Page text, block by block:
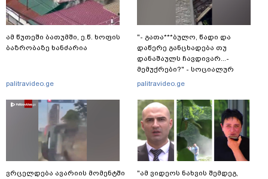
ამ წუთეში ბათუმში, ე.წ. ხოფის
ბაზრობაზე ხანძარია
palitravideo.ge
ვრცელდება ავარიის მომენტში
"- გათა***ბულო, წადი და
დაწერე განცხადება თუ
დანაშაულს ჩავდივარ...-
მემუქრები?" - სოციალურ
ქსელში სკანდალური კადრები
palitravideo.ge
"ამ ვიდეოს ნახვის შემდეგ,